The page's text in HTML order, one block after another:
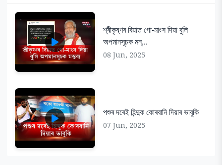
শ্ৰীকৃষ্ণৰ বিয়াত গো-মাংস দিয়া বুলি
অপমানসূচক মন্...
08 Jun, 2025
পশুৰ দৰেই হিন্দুক কোৰবানি দিয়াৰ ভাবুকি
07 Jun, 2025